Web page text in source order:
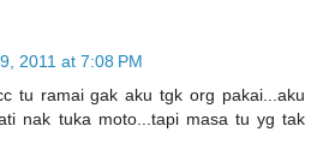
2011 at 7:08 PM
tu ramai gak aku tgk org pakai...aku
nak tuka moto...tapi masa tu yg tak